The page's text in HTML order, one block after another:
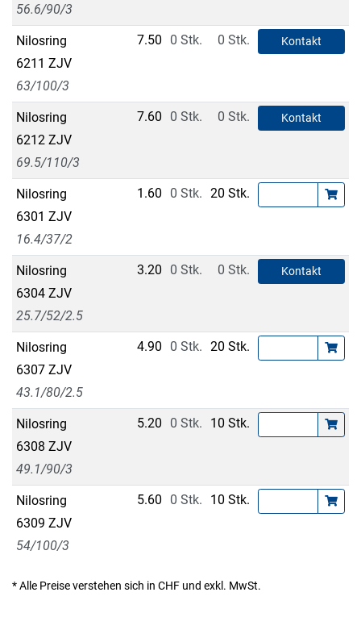
56.6/90/3
Nilosring
6211 ZJV
63/100/3
7.50 0 Stk. 0 Stk. Kontakt
Nilosring
6212 ZJV
69.5/110/3
7.60 0 Stk. 0 Stk. Kontakt
Nilosring
6301 ZJV
16.4/37/2
1.60 0 Stk. 20 Stk.
Nilosring
6304 ZJV
25.7/52/2.5
3.20 0 Stk. 0 Stk. Kontakt
Nilosring
6307 ZJV
43.1/80/2.5
4.90 0 Stk. 20 Stk.
Nilosring
6308 ZJV
49.1/90/3
5.20 0 Stk. 10 Stk.
Nilosring
6309 ZJV
54/100/3
5.60 0 Stk. 10 Stk.
* Alle Preise verstehen sich in CHF und exkl. MwSt.